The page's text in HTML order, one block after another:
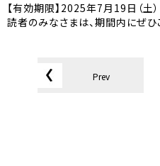
【有効期限】2025年7月19日（土
読者のみなさまは、期間内にぜひ
Prev